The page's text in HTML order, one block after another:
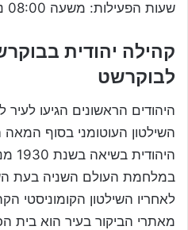
שעות הפעילות: משעה 08:00 נועד 20:00
קהילה יהודית
לבוקרשט
היהודים הראשונים הגיעו
השילטון העוטומני בסוף המאה ה 15.
במלחמת העולם השניה בעת
לאחריו השילטון
מאתרי הביקור בעיר הוא בית